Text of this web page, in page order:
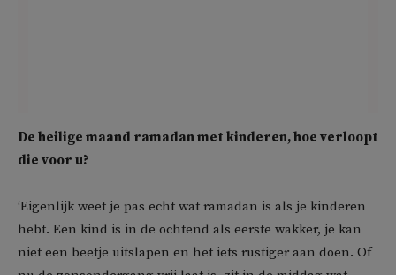
De heilige maand ramadan met kinderen, hoe verloopt
die voor u?
‘Eigenlijk weet je pas echt wat ramadan is als je kinderen
hebt. Een kind is in de ochtend als eerste wakker, je kan
niet een beetje uitslapen en het iets rustiger aan doen. Of